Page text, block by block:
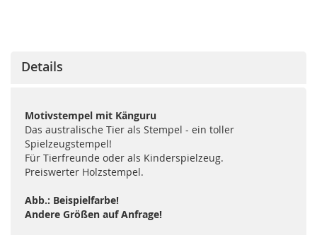
Details
Motivstempel mit Känguru
Das australische Tier als Stempel - ein toller
Spielzeugstempel!
Für Tierfreunde oder als Kinderspielzeug.
Preiswerter Holzstempel.
Abb.: Beispielfarbe!
Andere Größen auf Anfrage!